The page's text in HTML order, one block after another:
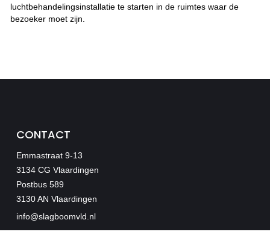
luchtbehandelingsinstallatie te starten in de ruimtes waar de
bezoeker moet zijn.
CONTACT
Emmastraat 9-13
3134 CG Vlaardingen
Postbus 589
3130 AN Vlaardingen
info@slagboomvld.nl
010-4348744